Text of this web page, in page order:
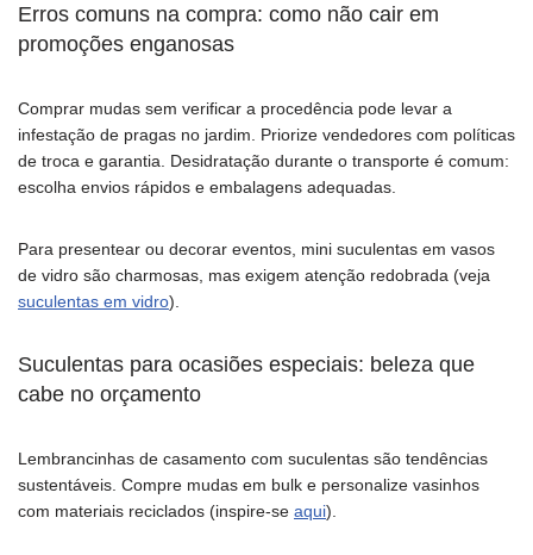
Erros comuns na compra: como não cair em
promoções enganosas
Comprar mudas sem verificar a procedência pode levar a
infestação de pragas no jardim. Priorize vendedores com políticas
de troca e garantia. Desidratação durante o transporte é comum:
escolha envios rápidos e embalagens adequadas.
Para presentear ou decorar eventos, mini suculentas em vasos
de vidro são charmosas, mas exigem atenção redobrada (veja
suculentas em vidro).
Suculentas para ocasiões especiais: beleza que
cabe no orçamento
Lembrancinhas de casamento com suculentas são tendências
sustentáveis. Compre mudas em bulk e personalize vasinhos
com materiais reciclados (inspire-se aqui).